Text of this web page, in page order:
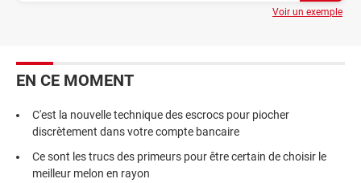
Voir un exemple
EN CE MOMENT
C'est la nouvelle technique des escrocs pour piocher
discrètement dans votre compte bancaire
Ce sont les trucs des primeurs pour être certain de choisir le
meilleur melon en rayon